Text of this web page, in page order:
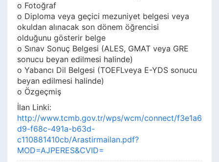
o Fotoğraf
o Diploma veya geçici mezuniyet belgesi veya
okuldan alınacak son dönem öğrencisi
olduğunu gösterir belge
o Sınav Sonuç Belgesi (ALES, GMAT veya GRE
sonucu beyan edilmesi halinde)
o Yabancı Dil Belgesi (TOEFLveya E-YDS sonucu
beyan edilmesi halinde)
o Özgeçmiş
İlan Linki:
http://www.tcmb.gov.tr/wps/wcm/connect/f3e1a6
d9-f68c-491a-b63d-
c110881410cb/Arastirmailan.pdf?
MOD=AJPERES&CVID=